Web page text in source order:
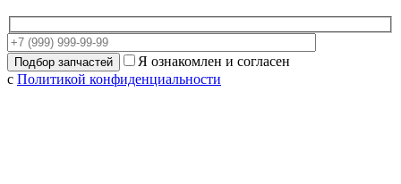
Я ознакомлен и согласен
с Политикой конфиденциальности